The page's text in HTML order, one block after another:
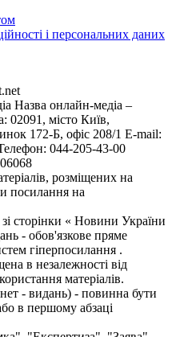
і персональних даних
Назва онлайн-медіа –
02091, місто Київ,
172-Б, офіс 208/1 E-mail:
044-205-43-00
розміщених на
посилання на
сторінки « Новини України
- обов'язкове пряме
гіперпосилання .
в незалежності від
матеріалів.
- видань) - повинна бути
в першому абзаці